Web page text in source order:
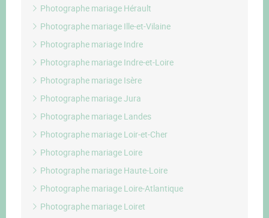
Photographe mariage Hérault
Photographe mariage Ille-et-Vilaine
Photographe mariage Indre
Photographe mariage Indre-et-Loire
Photographe mariage Isère
Photographe mariage Jura
Photographe mariage Landes
Photographe mariage Loir-et-Cher
Photographe mariage Loire
Photographe mariage Haute-Loire
Photographe mariage Loire-Atlantique
Photographe mariage Loiret